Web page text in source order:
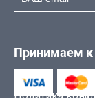
Принимаем к